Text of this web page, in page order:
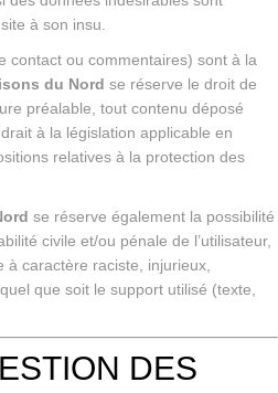
à son insu.
contact ou commentaires) sont à la
du Nord se réserve le droit de
préalable, tout contenu déposé
à la législation applicable en
relatives à la protection des
se réserve également la possibilité
civile et/ou pénale de l’utilisateur,
caractère raciste, injurieux,
que soit le support utilisé (texte,
DES